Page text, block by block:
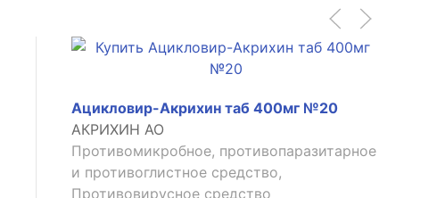
Ацикловир-Акрихин таб 400мг №20
АКРИХИН АО
Противомикробное, противопаразитарное
и противоглистное средство,
Противовирусное средство